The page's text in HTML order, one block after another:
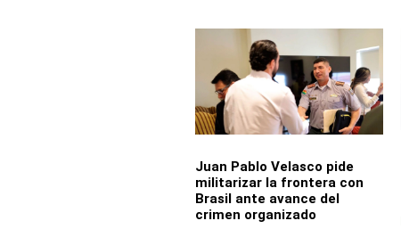
Juan Pablo Velasco pide
militarizar la frontera con
Brasil ante avance del
crimen organizado